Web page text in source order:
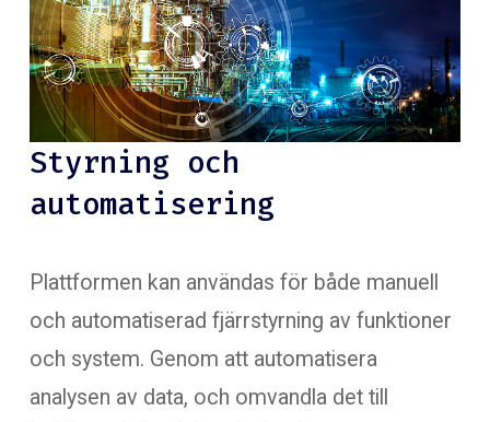
Styrning och
automatisering
Plattformen kan användas för både manuell
och automatiserad fjärrstyrning av funktioner
och system. Genom att automatisera
analysen av data, och omvandla det till